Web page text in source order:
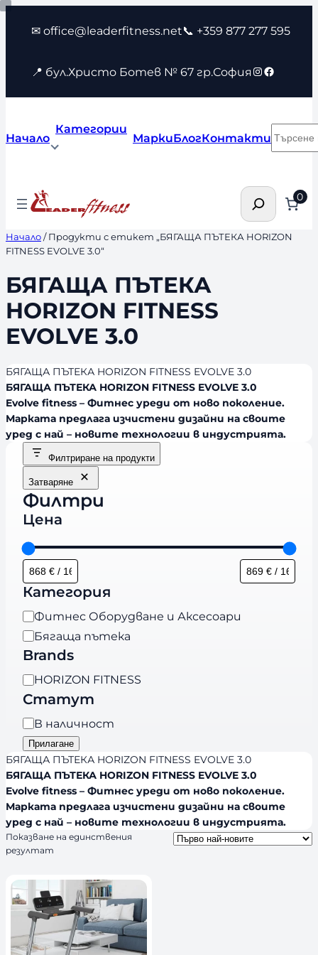
Към
съдържанието
✉ office@leaderfitness.net📞 +359 877 277 595
📍 бул.Христо Ботев № 67 гр.София Instagram
Facebook
Начало
Категории
МаркиБлогКонтакти
Търсене 0
Начало/ Продукти с етикет „БЯГАЩА ПЪТЕКА HORIZON
FITNESS EVOLVE 3.0“
БЯГАЩА ПЪТЕКА
HORIZON FITNESS
EVOLVE 3.0
БЯГАЩА ПЪТЕКА HORIZON FITNESS EVOLVE 3.0
БЯГАЩА ПЪТЕКА HORIZON FITNESS EVOLVE 3.0
Evolve fitness – Фитнес уреди от ново поколение.
Марката предлага изчистени дизайни на своите
уред с най – новите технологии в индустрията.
Филтриране на продукти
Затваряне
Филтри
Цена
Категория
К
а
т
г
о
р
и
я
Фитнес Оборудване и Аксесоари
Бягаща пътека
Brands
B
r
a
n
d
s
HORIZON FITNESS
Статут
Н
а
л
и
ч
н
о
с
В наличност
Прилагане
БЯГАЩА ПЪТЕКА HORIZON FITNESS EVOLVE 3.0
БЯГАЩА ПЪТЕКА HORIZON FITNESS EVOLVE 3.0
Evolve fitness – Фитнес уреди от ново поколение.
Марката предлага изчистени дизайни на своите
уред с най – новите технологии в индустрията.
Показване на единствения
резултат